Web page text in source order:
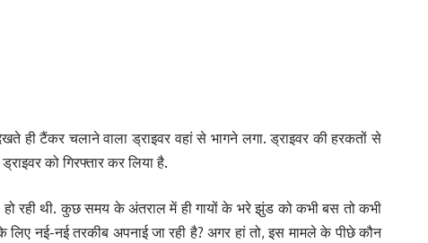
ही टैंकर चलाने वाला ड्राइवर वहां से भागने लगा. ड्राइवर की हरकतों से
को गिरफ्तार कर लिया है.
हो रही थी. कुछ समय के अंतराल में ही गायों के भरे झुंड को कभी बस तो कभी
नई-नई तरकीब अपनाई जा रही है? अगर हां तो, इस मामले के पीछे कौन